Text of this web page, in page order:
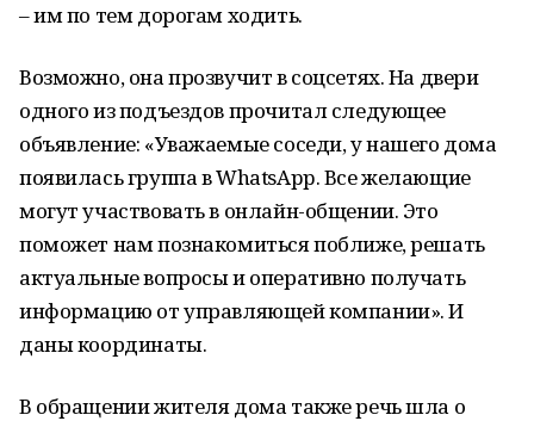
– им по тем дорогам ходить.
Возможно, она прозвучит в соцсетях. На двери
одного из подъездов прочитал следующее
объявление: «Уважаемые соседи, у нашего дома
появилась группа в WhatsApp. Все желающие
могут участвовать в онлайн-общении. Это
поможет нам познакомиться поближе, решать
актуальные вопросы и оперативно получать
информацию от управляющей компании». И
даны координаты.
В обращении жителя дома также речь шла о